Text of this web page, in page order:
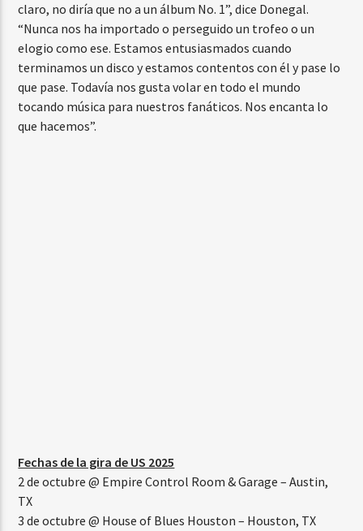
claro, no diría que no a un álbum No. 1”, dice Donegal.
“Nunca nos ha importado o perseguido un trofeo o un
elogio como ese. Estamos entusiasmados cuando
terminamos un disco y estamos contentos con él y pase lo
que pase. Todavía nos gusta volar en todo el mundo
tocando música para nuestros fanáticos. Nos encanta lo
que hacemos”.
Fechas de la gira de US 2025
2 de octubre @ Empire Control Room & Garage – Austin,
TX
3 de octubre @ House of Blues Houston – Houston, TX